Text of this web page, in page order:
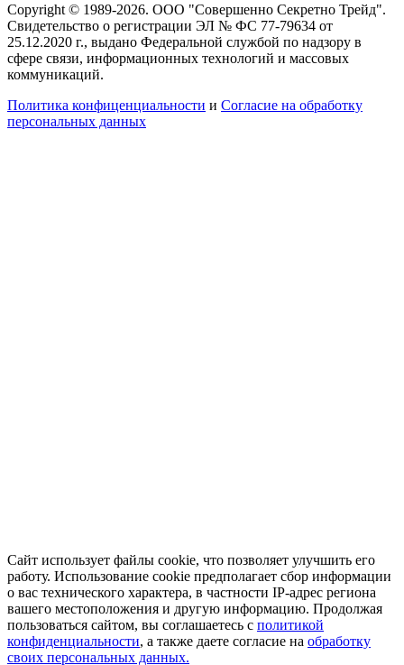
Copyright © 1989-2026. ООО "Совершенно Секретно Трейд".
Свидетельство о регистрации ЭЛ № ФС 77-79634 от
25.12.2020 г., выдано Федеральной службой по надзору в
сфере связи, информационных технологий и массовых
коммуникаций.
Политика конфиценциальности и Согласие на обработку
персональных данных
Сайт использует файлы cookie, что позволяет улучшить его
работу. Использование cookie предполагает сбор информации
о вас технического характера, в частности IP-адрес региона
вашего местоположения и другую информацию. Продолжая
пользоваться сайтом, вы соглашаетесь с политикой
конфиденциальности, а также даете согласие на обработку
своих персональных данных.